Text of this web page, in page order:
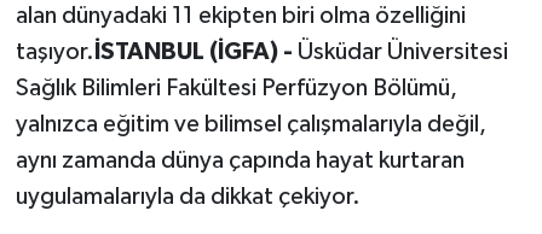
alan dünyadaki 11 ekipten biri olma özelliğini
taşıyor. İSTANBUL (İGFA) - Üsküdar Üniversitesi
Sağlık Bilimleri Fakültesi Perfüzyon Bölümü,
yalnızca eğitim ve bilimsel çalışmalarıyla değil,
aynı zamanda dünya çapında hayat kurtaran
uygulamalarıyla da dikkat çekiyor.